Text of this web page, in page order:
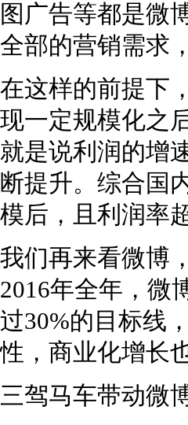
图广告等都是微
全部的营销需求
在这样的前提下
现一定规模化之
就是说利润的增
断提升。综合国
模后，且利润率
我们再来看微博
2016年全年，微
过30%的目标线
性，商业化增长
三驾马车带动微